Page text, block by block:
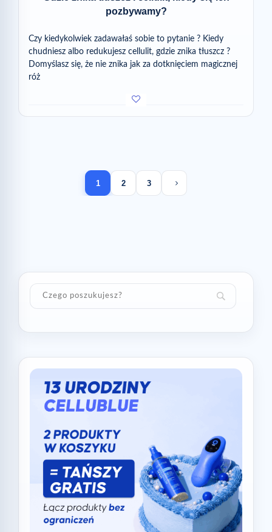
pozbywamy?
Czy kiedykolwiek zadawałaś sobie to pytanie ? Kiedy
chudniesz albo redukujesz cellulit, gdzie znika tłuszcz ?
Domyślasz się, że nie znika jak za dotknięciem magicznej
róż
1 2 3 Next page